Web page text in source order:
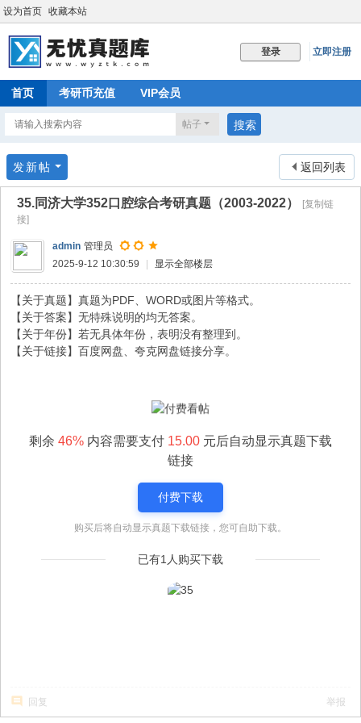
设为首页 收藏本站
登录 立即注册
首页 考研币充值 VIP会员
帖子 搜索
返回列表
发新帖
35.同济大学352口腔综合考研真题（2003-2022）
[复制链
接]
admin 管理员
2025-9-12 10:30:59
显示全部楼层
【关于真题】真题为PDF、WORD或图片等格式。
【关于答案】无特殊说明的均无答案。
【关于年份】若无具体年份，表明没有整理到。
【关于链接】百度网盘、夸克网盘链接分享。
剩余 46% 内容需要支付 15.00 元后自动显示真题下载
链接
付费下载
购买后将自动显示真题下载链接，您可自助下载。
已有1人购买下载
回复 举报